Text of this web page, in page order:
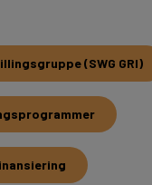
(SWG GRI)